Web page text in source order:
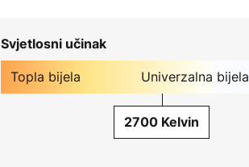
Svjetlosni učinak
Topla bijela Univerzalna bijela
2700 Kelvin